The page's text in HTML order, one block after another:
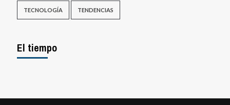
TECNOLOGÍA TENDENCIAS
El tiempo